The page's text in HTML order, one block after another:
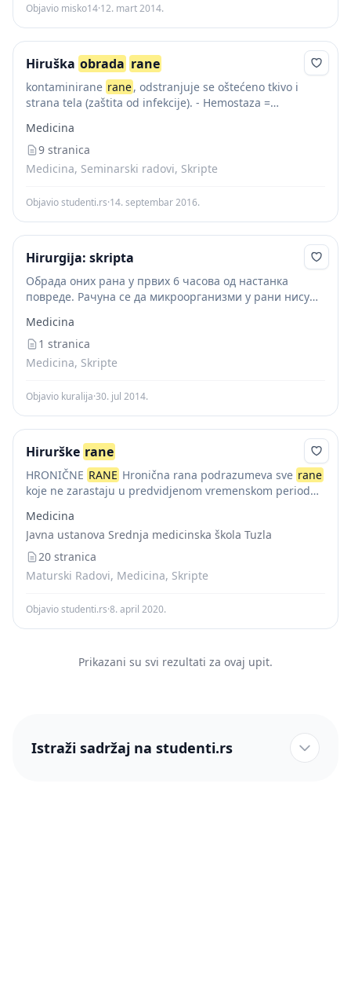
Objavio misko14·12. mart 2014.
Hiruška obrada rane
kontaminirane rane, odstranjuje se oštećeno tkivo i
strana tela (zaštita od infekcije). - Hemostaza =
hematoma i seroma, važno je da područje u kojem se...
Medicina
9 stranica
Medicina, Seminarski radovi, Skripte
Objavio studenti.rs·14. septembar 2016.
Hirurgija: skripta
Обрада оних рана у првих 6 часова од настанка
повреде. Рачуна се да микроорганизми у рани нису
задржавају на површини ране....
Medicina
1 stranica
Medicina, Skripte
Objavio kuralija·30. jul 2014.
Hirurške rane
HRONIČNE RANE Hronična rana podrazumeva sve rane
koje ne zarastaju u predvidjenom vremenskom periodu
duže od šest nedelja. Etiološki najčešći...
Medicina
Javna ustanova Srednja medicinska škola Tuzla
20 stranica
Maturski Radovi, Medicina, Skripte
Objavio studenti.rs·8. april 2020.
Prikazani su svi rezultati za ovaj upit.
Istraži sadržaj na studenti.rs